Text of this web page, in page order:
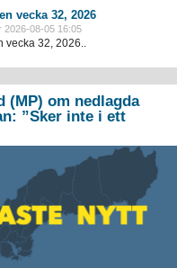
vecka 32, 2026
2026-08-05 16:05
vecka 32, 2026..
(MP) om nedlagda
”Sker inte i ett